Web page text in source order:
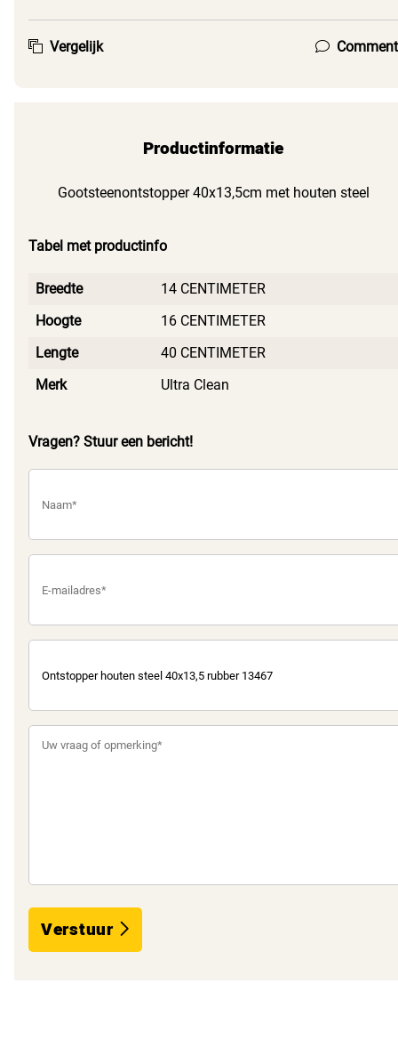
Vergelijk Comment
Productinformatie
Gootsteenontstopper 40x13,5cm met houten steel
Tabel met productinfo
Breedte
14 CENTIMETER
Hoogte
16 CENTIMETER
Lengte
40 CENTIMETER
Merk
Ultra Clean
Vragen? Stuur een bericht!
Verstuur